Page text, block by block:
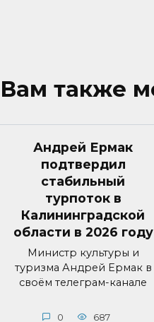
Вам также
Андрей Ермак
подтвердил
стабильный
турпоток в
Калининградской
области в 2026 году
Министр культуры и
туризма Андрей Ермак в
своём телеграм-канале
0 687